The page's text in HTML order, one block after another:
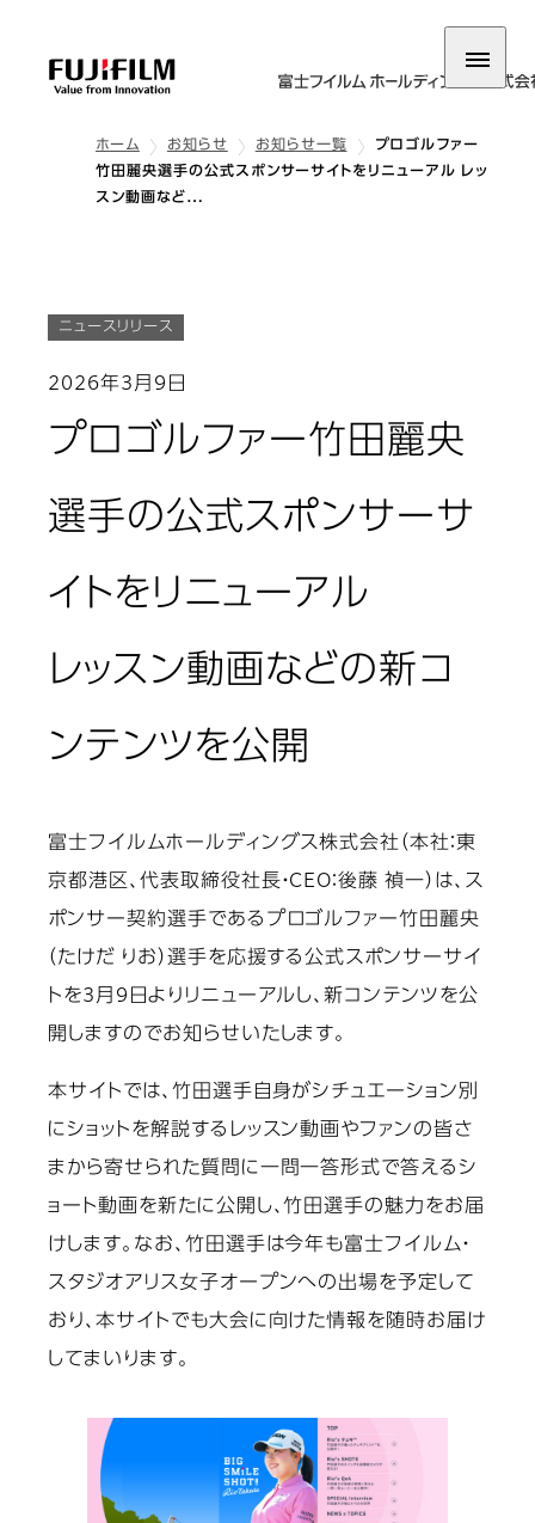
ホーム お知らせ お知らせ一覧
プロゴルファー
竹田麗央選手の公式スポンサーサイトをリニューアル レッ
スン動画など…
ニュースリリース
2026年3月9日
プロゴルファー竹田麗央
選手の公式スポンサーサ
イトをリニューアル
レッスン動画などの新コ
ンテンツを公開
富士フイルムホールディングス株式会社（本社：東
京都港区、代表取締役社長・CEO：後藤 禎一）は、ス
ポンサー契約選手であるプロゴルファー竹田麗央
（たけだ りお）選手を応援する公式スポンサーサイ
トを3月9日よりリニューアルし、新コンテンツを公
開しますのでお知らせいたします。
本サイトでは、竹田選手自身がシチュエーション別
にショットを解説するレッスン動画やファンの皆さ
まから寄せられた質問に一問一答形式で答えるシ
ョート動画を新たに公開し、竹田選手の魅力をお届
けします。なお、竹田選手は今年も富士フイルム・
スタジオアリス女子オープンへの出場を予定して
おり、本サイトでも大会に向けた情報を随時お届け
してまいります。